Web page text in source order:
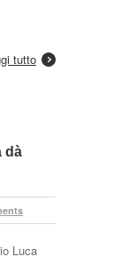
tutto
dà
Luca